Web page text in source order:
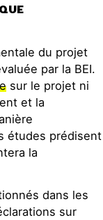
du projet
par la BEI.
sur le projet ni
et la
études prédisent
la
dans les
sur